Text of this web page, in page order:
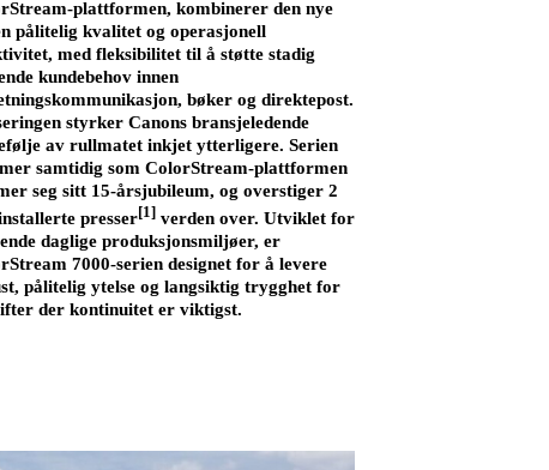
plattformen, kombinerer den nye
pålitelig kvalitet og operasjonell
med fleksibilitet til å støtte stadig
kundebehov innen
bøker og direktepost.
styrker Canons bransjeledende
av rullmatet inkjet ytterligere. Serien
samtidig som ColorStream-plattformen
seg sitt 15-årsjubileum, og overstiger 2
presser[1]verden over. Utviklet for
daglige produksjonsmiljøer, er
7000-serien designet for å levere
pålitelig ytelse og langsiktig trygghet for
der kontinuitet er viktigst.